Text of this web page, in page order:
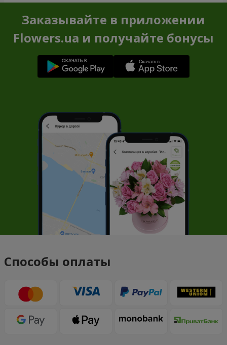
Заказывайте в приложении
Flowers.ua и получайте бонусы
Способы оплаты